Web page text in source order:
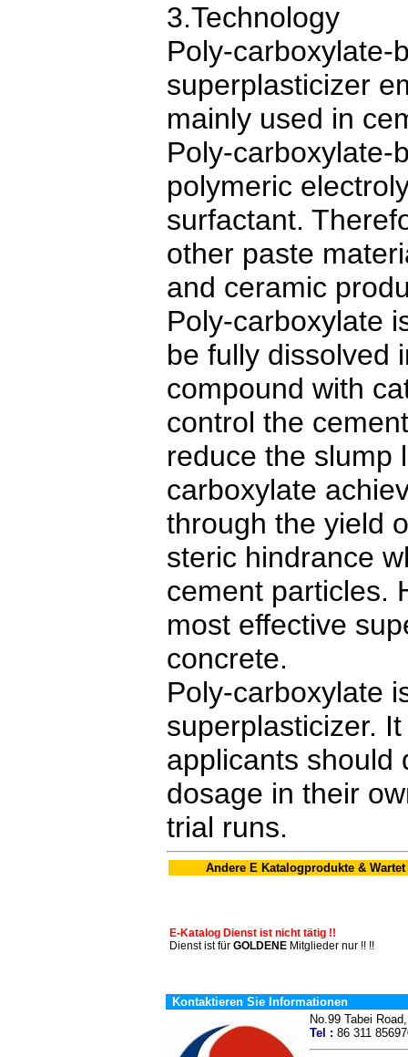
3.Technology
Poly-carboxylate-
superplasticizer
mainly used in
Poly-carboxylate-
polymeric
surfactant.
other paste
and ceramic
Poly-carboxylate
be fully dissolved
compound with
control the
reduce the slump
carboxylate
through the yield
steric hindrance
cement particles.
most effective
concrete.
Poly-carboxylate
superplasticizer.
applicants should
dosage in their
trial runs.
Andere E Katalogprodukte & Wartet
E-Katalog Dienst ist nicht tätig !!
Dienst ist für GOLDENE Mitglieder nur !! !!
Kontaktieren Sie Informationen
No.99 Tabei
Tel : 86 311